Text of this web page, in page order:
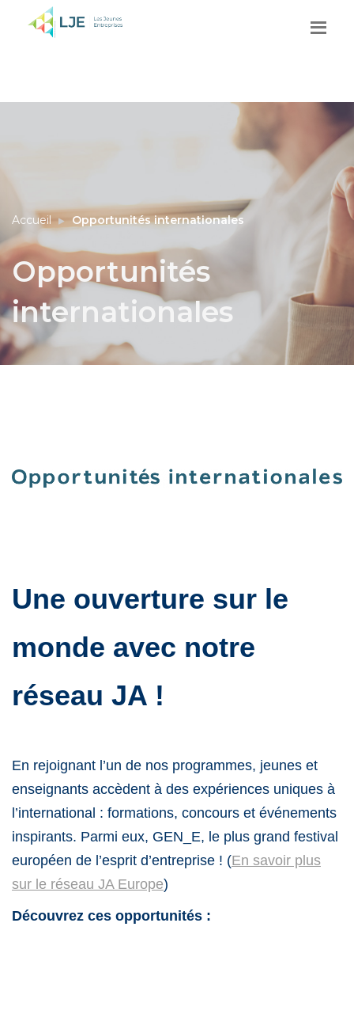
Accueil Opportunités internationales
Opportunités
internationales
Une ouverture sur le
monde avec notre
réseau JA !
En rejoignant l’un de nos programmes, jeunes et
enseignants accèdent à des expériences uniques à
l’international : formations, concours et événements
inspirants. Parmi eux, GEN_E, le plus grand festival
européen de l’esprit d’entreprise ! (En savoir plus
sur le réseau JA Europe)
Découvrez ces opportunités :